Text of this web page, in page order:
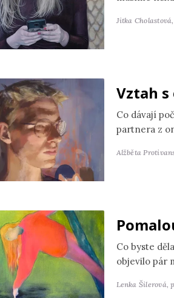
Jitka Cholastová,
Vztah
Co dávají
partnera z
Alžběta
Co byste
objevilo pár
Lenka Šilerová,